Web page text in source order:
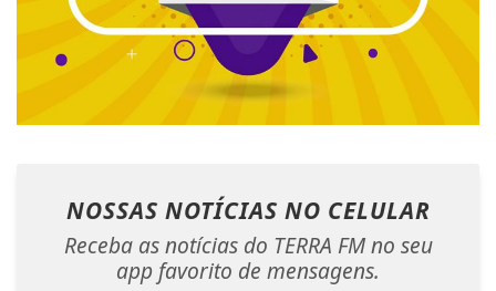
NOSSAS NOTÍCIAS NO CELULAR
Receba as notícias do TERRA FM no seu
app favorito de mensagens.